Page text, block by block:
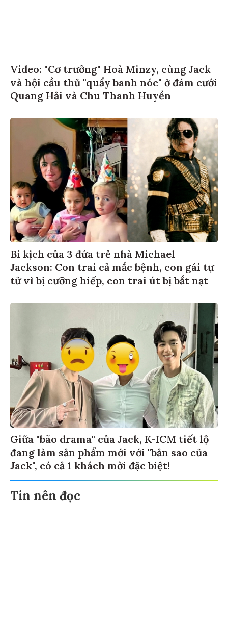
Video: "Cơ trưởng" Hoà Minzy, cùng Jack
và hội cầu thủ "quẩy banh nóc" ở đám cưới
Quang Hải và Chu Thanh Huyền
Bi kịch của 3 đứa trẻ nhà Michael
Jackson: Con trai cả mắc bệnh, con gái tự
tử vì bị cưỡng hiếp, con trai út bị bắt nạt
Giữa "bão drama" của Jack, K-ICM tiết lộ
đang làm sản phẩm mới với "bản sao của
Jack", có cả 1 khách mời đặc biệt!
Tin nên đọc